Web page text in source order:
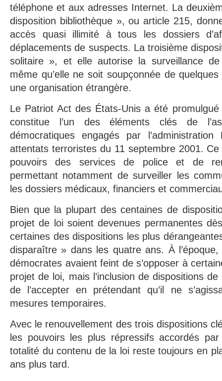
téléphone et aux adresses Internet. La
disposition bibliothèque », ou article 215,
accès quasi illimité à tous les dossiers
déplacements de suspects. La troisième
solitaire », et elle autorise la surveillance
même qu’elle ne soit soupçonnée de
une organisation étrangère.
Le Patriot Act des États-Unis a été
constitue l’un des éléments clés de
démocratiques engagés par
attentats terroristes du 11 septembre 2001.
pouvoirs des services de police et de
permettant notamment de surveiller les
les dossiers médicaux, financiers et
Bien que la plupart des centaines de
projet de loi soient devenues permanentes
certaines des dispositions les plus
disparaître » dans les quatre ans. À
démocrates avaient feint de s’opposer à
projet de loi, mais l’inclusion de dispositions
de l’accepter en prétendant qu’il ne
mesures temporaires.
Avec le renouvellement des trois dispositions
les pouvoirs les plus répressifs accordés
totalité du contenu de la loi reste toujours en
ans plus tard.